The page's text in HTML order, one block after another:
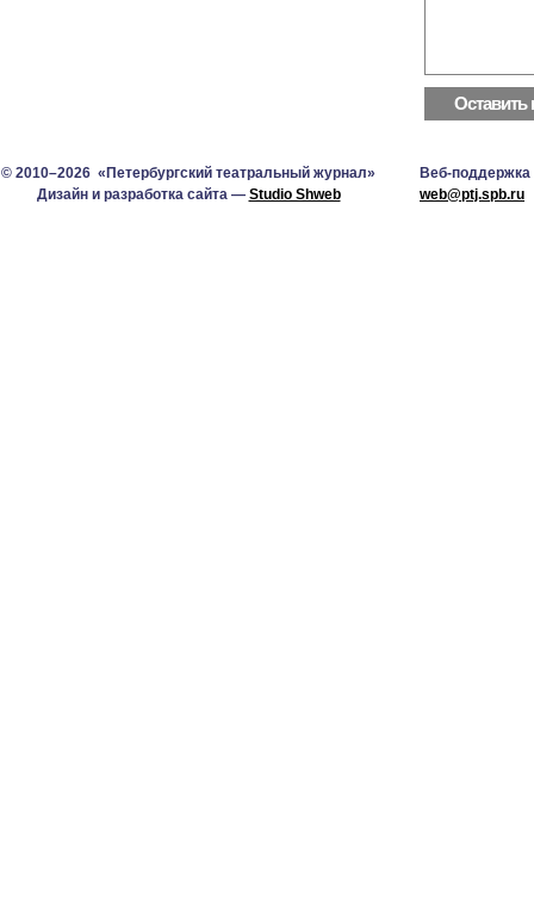
© 2010–2026 «Петербургский театральный журнал»
Дизайн и разработка сайта — Studio Shweb
Веб-поддержка
web@ptj.spb.ru